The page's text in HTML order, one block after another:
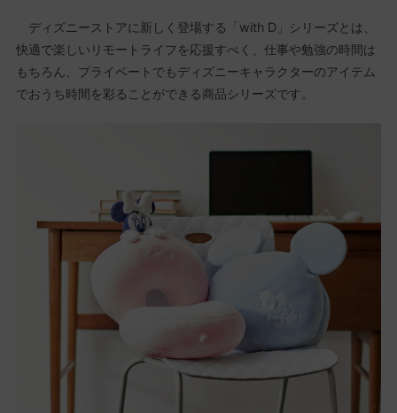
ディズニーストアに新しく登場する「with D」シリーズとは、
快適で楽しいリモートライフを応援すべく、仕事や勉強の時間は
もちろん、プライベートでもディズニーキャラクターのアイテム
でおうち時間を彩ることができる商品シリーズです。